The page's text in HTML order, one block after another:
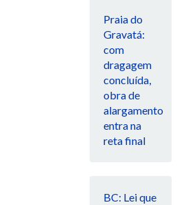
Praia do
Gravatá:
com
dragagem
concluída,
obra de
alargamento
entra na
reta final
BC: Lei que